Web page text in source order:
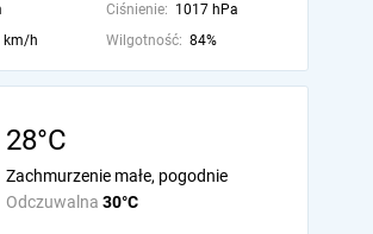
Ciśnienie: 1017 hPa
km/h Wilgotność: 84%
28°C
Odczuwalna 30°C
Zachmurzenie małe, pogodnie